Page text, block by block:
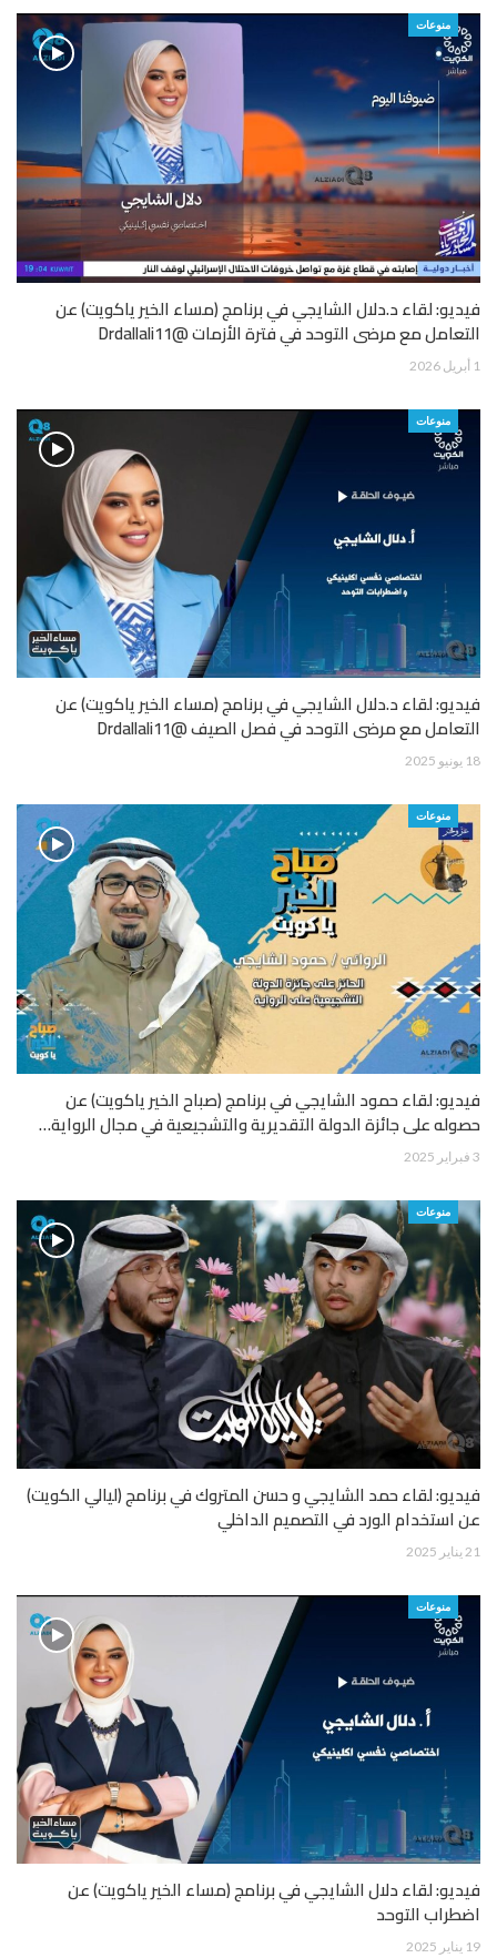
منوعات
فيديو: لقاء د.دلال الشايجي في برنامج (مساء الخير ياكويت) عن
التعامل مع مرضى التوحد في فترة الأزمات @Drdallali11
1 أبريل 2026
منوعات
فيديو: لقاء د.دلال الشايجي في برنامج (مساء الخير ياكويت) عن
التعامل مع مرضى التوحد في فصل الصيف @Drdallali11
18 يونيو 2025
منوعات
فيديو: لقاء حمود الشايجي في برنامج (صباح الخير ياكويت) عن
حصوله على جائزة الدولة التقديرية والتشجيعية في مجال الرواية…
3 فبراير 2025
منوعات
فيديو: لقاء حمد الشايجي و حسن المتروك في برنامج (ليالي الكويت)
عن استخدام الورد في التصميم الداخلي
21 يناير 2025
منوعات
فيديو: لقاء دلال الشايجي في برنامج (مساء الخير ياكويت) عن
اضطراب التوحد
19 يناير 2025